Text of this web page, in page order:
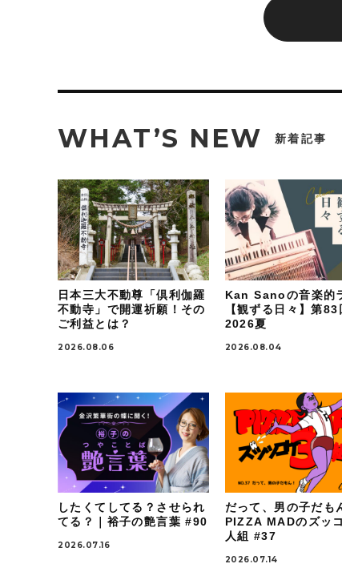
WHAT’S NEW 新着記事
日本三大不動尊「倶利伽羅
不動寺」で開運祈願！その
ご利益とは？
2026.08.06
Kan Sanoの音楽的
【観ずる日々】第83
2026夏
2026.08.04
したくてしてる？させられ
てる？｜裕子の艶言葉 #90
2026.07.16
だって、男の子だも
PIZZA MADのズッ
人組 #37
2026.07.14